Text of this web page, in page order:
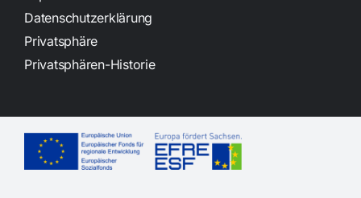
Datenschutzerklärung
Privatsphäre
Privatsphären-Historie